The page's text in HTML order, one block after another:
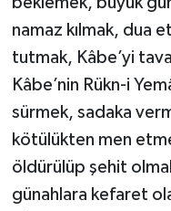
namaz kılmak, dua
tutmak, Kâbe’yi
Kâbe’nin Rükn-i
sürmek, sadaka
kötülükten men
öldürülüp şehit
günahlara kefaret